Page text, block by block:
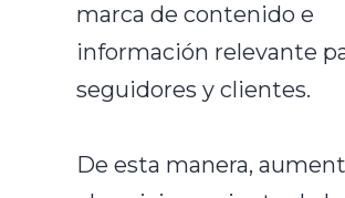
marca de contenido e
información relevante
seguidores y clientes.
De esta manera,